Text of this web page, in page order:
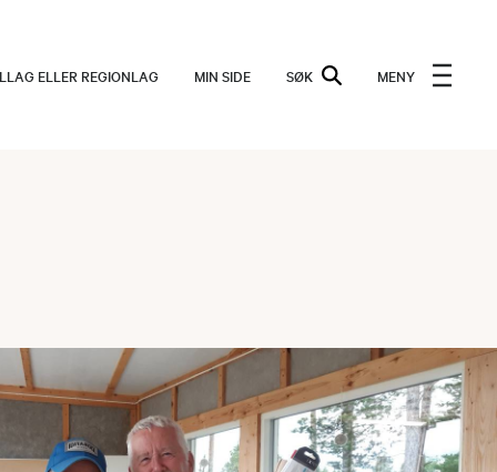
ELLER REGIONLAG MIN SIDE SØK MENY